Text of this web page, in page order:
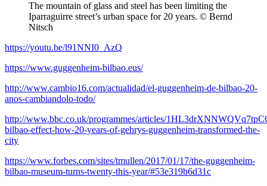
The mountain of glass and steel has been limiting the
Iparraguirre street’s urban space for 20 years. © Bernd
Nitsch
https://youtu.be/l91NNI0_AzQ
https://www.guggenheim-bilbao.eus/
http://www.cambio16.com/actualidad/el-guggenheim-de-bilbao-20-
anos-cambiandolo-todo/
http://www.bbc.co.uk/programmes/articles/
bilbao-effect-how-20-years-of-gehrys-guggenheim-transformed-the-
city
https://www.forbes.com/sites/tmullen/2017/01/17/the-guggenheim-
bilbao-museum-turns-twenty-this-year/#53e319b6d31c